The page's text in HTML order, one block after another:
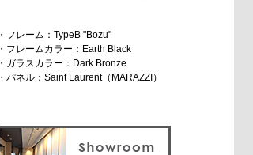
・フレーム：TypeB "Bozu"
・フレームカラー：Earth Black
・ガラスカラー：Dark Bronze
・パネル：Saint Laurent（MARAZZI）